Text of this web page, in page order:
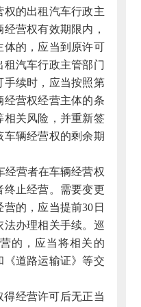
权的出租汽车行政主
营权有效期限内，
体的，应当到原许可
汽车行政主管部门
手续时，应当按照第
经营权经营主体的条
相关风险，并重新签
辆经营权的剩余期
经营者在车辆经营权
终止经营。需要变更
的，应当提前30日
法办理相关手续。巡
的，应当将相关的
《道路运输证》等交
经营许可后无正当